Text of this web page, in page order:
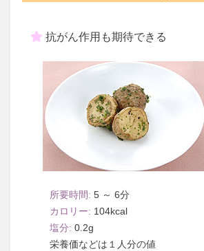
抗がん作用も期待できる
5 ～ 6
104
0.2
１人分